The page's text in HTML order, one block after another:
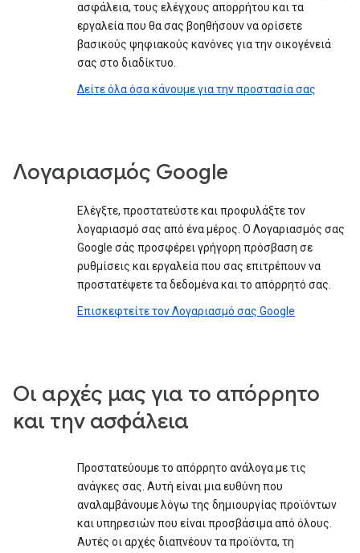
ασφάλεια, τους ελέγχους απορρήτου και τα
εργαλεία που θα σας βοηθήσουν να ορίσετε
βασικούς ψηφιακούς κανόνες για την οικογένειά
σας στο διαδίκτυο.
Δείτε όλα όσα κάνουμε για την προστασία σας
Λογαριασμός Google
Ελέγξτε, προστατεύστε και προφυλάξτε τον
λογαριασμό σας από ένα μέρος. Ο Λογαριασμός σας
Google σάς προσφέρει γρήγορη πρόσβαση σε
ρυθμίσεις και εργαλεία που σας επιτρέπουν να
προστατέψετε τα δεδομένα και το απόρρητό σας.
Επισκεφτείτε τον Λογαριασμό σας Google
Οι αρχές μας για το απόρρητο
και την ασφάλεια
Προστατεύουμε το απόρρητο ανάλογα με τις
ανάγκες σας. Αυτή είναι μια ευθύνη που
αναλαμβάνουμε λόγω της δημιουργίας προϊόντων
και υπηρεσιών που είναι προσβάσιμα από όλους.
Αυτές οι αρχές διαπνέουν τα προϊόντα, τη